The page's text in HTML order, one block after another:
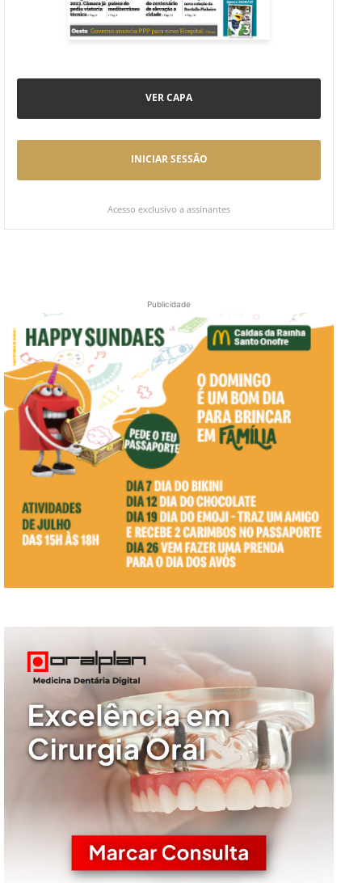
VER CAPA
INICIAR SESSÃO
Acesso exclusivo a assinantes
Publicidade